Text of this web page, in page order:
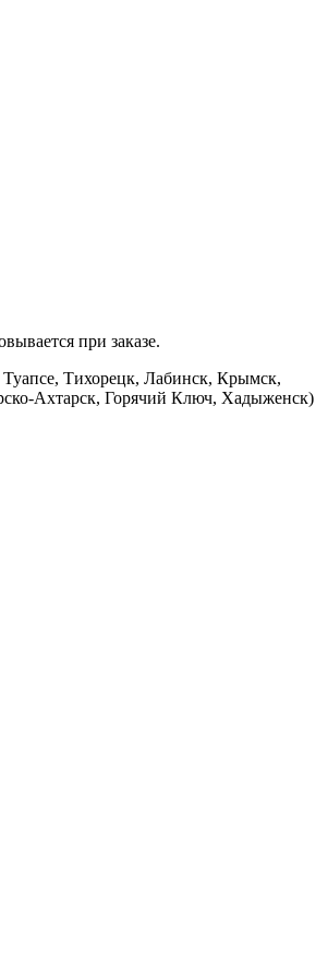
при заказе.
Тихорецк, Лабинск, Крымск,
Ахтарск, Горячий Ключ, Хадыженск)